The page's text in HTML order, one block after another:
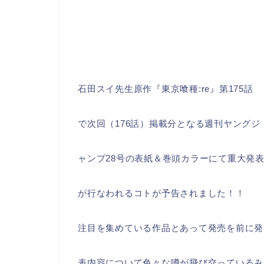
石田スイ先生原作『東京喰種:re』第175話
で次回（176話）掲載分となる週刊ヤングジ
ャンプ28号の表紙＆巻頭カラーにて重大発表
が行なわれるコトが予告されました！！
注目を集めている作品とあって発売を前に発